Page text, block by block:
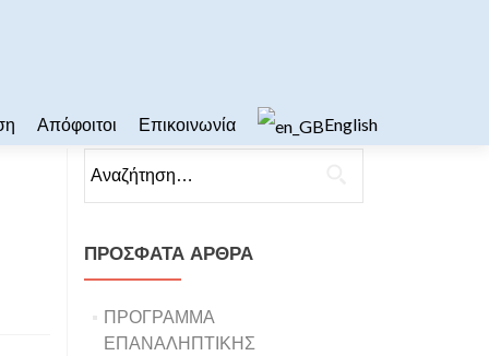
Απόφοιτοι Επικοινωνία English
ΠΡΌΣΦΑΤΑ ΆΡΘΡΑ
ΠΡΟΓΡΑΜΜΑ
ΕΠΑΝΑΛΗΠΤΙΚΗΣ